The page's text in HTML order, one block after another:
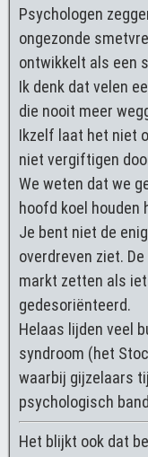
Psychologen
ongezonde
ontwikkelt als een
Ik denk dat velen
die nooit meer
Ikzelf laat het niet
niet vergiftigen
We weten dat we
hoofd koel houden
Je bent niet de
overdreven ziet.
markt zetten als
gedesoriënteerd.
Helaas lijden veel
syndroom (het
waarbij gijzelaars
psychologisch
Het blijkt ook dat